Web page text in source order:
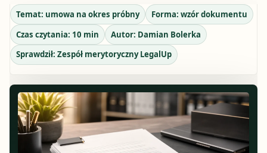
Temat: umowa na okres próbny Forma: wzór dokumentu
Czas czytania: 10 min Autor: Damian Bolerka
Sprawdził: Zespół merytoryczny LegalUp